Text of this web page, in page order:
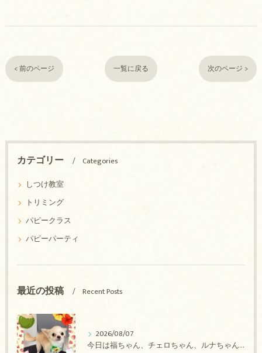
< 前のページ 一覧に戻る 次のページ >
カテゴリー
Categories
しつけ教室
トリミング
パピークラス
パピーパーティ
最近の投稿 Recent Posts
2026/08/07
今日は福ちゃん、チェロちゃん、ルナちゃん、Royちゃん、アネラちゃん、ポコちゃんのトリミングの紹介です【奈良のエース動物病院】